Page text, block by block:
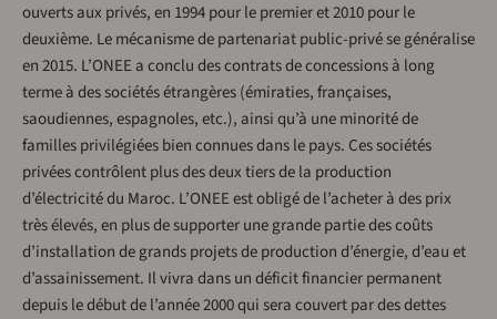
ouverts aux privés, en 1994 pour le premier et 2010 pour le
deuxième. Le mécanisme de partenariat public-privé se généralise
en 2015. L’ONEE a conclu des contrats de concessions à long
terme à des sociétés étrangères (émiraties, françaises,
saoudiennes, espagnoles, etc.), ainsi qu’à une minorité de
familles privilégiées bien connues dans le pays. Ces sociétés
privées contrôlent plus des deux tiers de la production
d’électricité du Maroc. L’ONEE est obligé de l’acheter à des prix
très élevés, en plus de supporter une grande partie des coûts
d’installation de grands projets de production d’énergie, d’eau et
d’assainissement. Il vivra dans un déficit financier permanent
depuis le début de l’année 2000 qui sera couvert par des dettes